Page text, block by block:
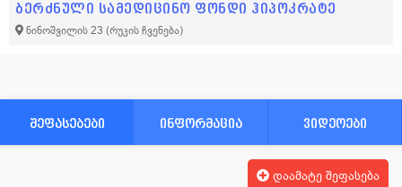
ბერძნული სამედიცინო ფონდი ჰიპოკრატე
ნინოშვილის 23 (რუკის ჩვენება)
შეფასებები ინფორმაცია ვიდეოები
დაამატე შეფასება